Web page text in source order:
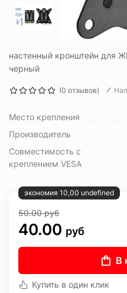
настенный кронштейн для
черный
(0 отзывов)
Место крепления
Производитель
Совместимость с
креплением VESA
экономия 10,00 undefined
50.00руб
40.00 руб
В
Купить в один клик